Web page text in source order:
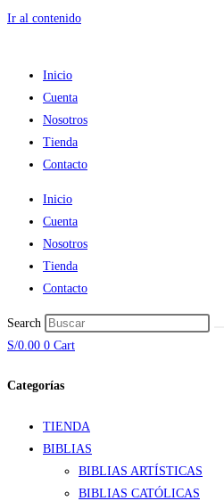
Ir al contenido
Inicio
Cuenta
Nosotros
Tienda
Contacto
Inicio
Cuenta
Nosotros
Tienda
Contacto
Search
S/0.00 0 Cart
Categorías
TIENDA
BIBLIAS
BIBLIAS ARTÍSTICAS
BIBLIAS CATÓLICAS